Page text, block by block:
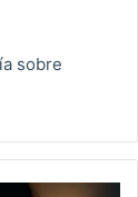
sobre